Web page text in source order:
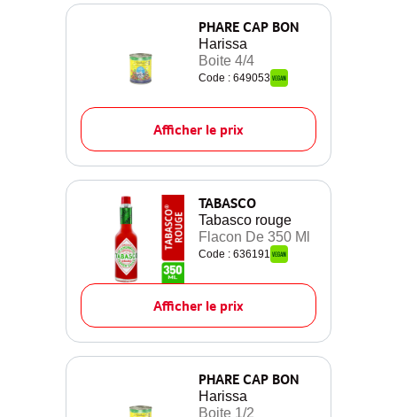
PHARE CAP BON
Harissa
Boite 4/4
Code : 649053
Afficher le prix
TABASCO
Tabasco rouge
Flacon De 350 Ml
Code : 636191
Afficher le prix
PHARE CAP BON
Harissa
Boite 1/2